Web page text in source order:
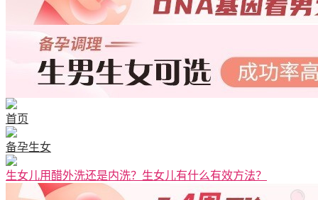
首页
备孕生女
生女儿用醋外洗还是内洗？生女儿有什么有效方法？